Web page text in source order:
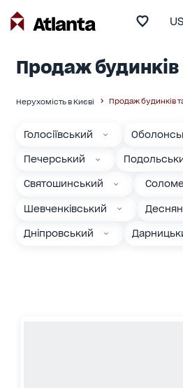
Продаж будинків
Нерухомість в Києві Продаж будинків
Голосіївський
Печерський
Святошинський
Шевченківський
Дніпровський